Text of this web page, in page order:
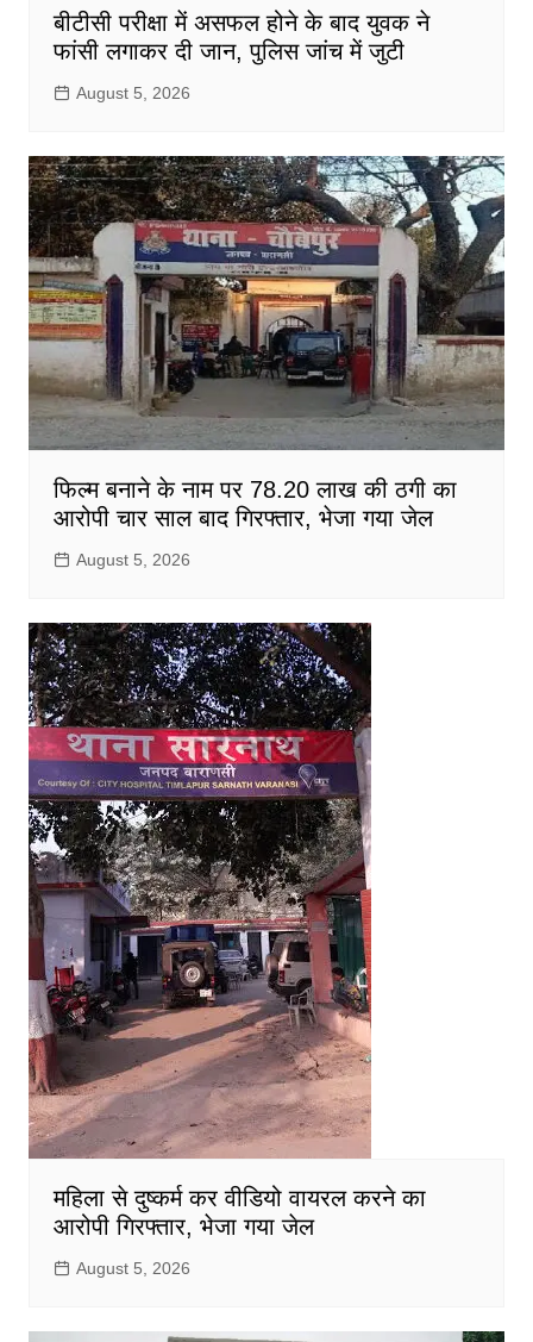
बीटीसी परीक्षा में असफल होने के बाद युवक ने
फांसी लगाकर दी जान, पुलिस जांच में जुटी
August 5, 2026
फिल्म बनाने के नाम पर 78.20 लाख की ठगी का
आरोपी चार साल बाद गिरफ्तार, भेजा गया जेल
August 5, 2026
महिला से दुष्कर्म कर वीडियो वायरल करने का
आरोपी गिरफ्तार, भेजा गया जेल
August 5, 2026